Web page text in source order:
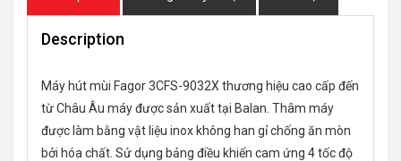
Description
Máy hút mùi Fagor 3CFS-9032X thương hiệu cao cấp đến
từ Châu Âu máy được sản xuất tại Balan. Thâm máy
được làm bằng vật liệu inox không han gỉ chống ăn mòn
bởi hóa chất. Sử dụng bảng điều khiển cam ứng 4 tốc độ